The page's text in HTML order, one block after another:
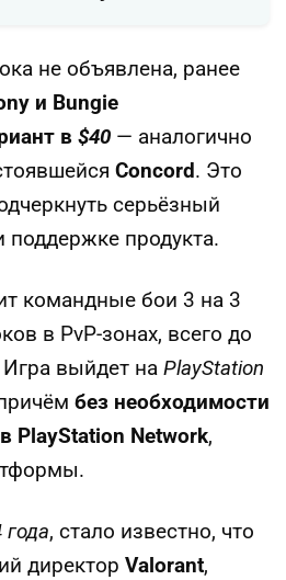
не объявлена, ранее
и Bungie
в $40 — аналогично
Concord. Это
серьёзный
поддержке продукта.
командные бои 3 на 3
в PvP-зонах, всего до
Игра выйдет на PlayStation
без необходимости
PlayStation Network,
года, стало известно, что
директор Valorant,